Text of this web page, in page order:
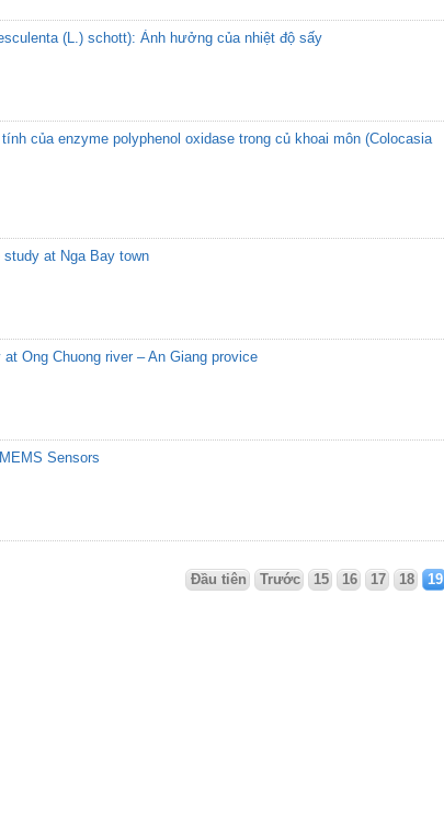
(L.) schott): Ảnh hưởng của nhiệt độ sấy
của enzyme polyphenol oxidase trong củ khoai môn (Colocasia
at Nga Bay town
Ong Chuong river – An Giang provice
Sensors
Đầu tiên Trước 15 16 17 18 19